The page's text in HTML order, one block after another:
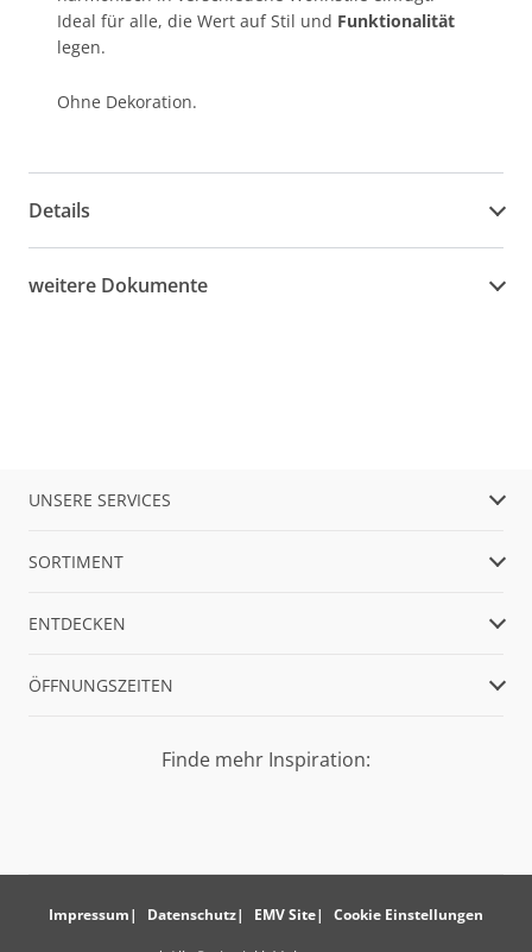
Ideal für alle, die Wert auf Stil und Funktionalität
legen.
Ohne Dekoration.
Details
weitere Dokumente
UNSERE SERVICES
SORTIMENT
ENTDECKEN
ÖFFNUNGSZEITEN
Finde mehr Inspiration:
Impressum Datenschutz EMV Site Cookie Einstellungen